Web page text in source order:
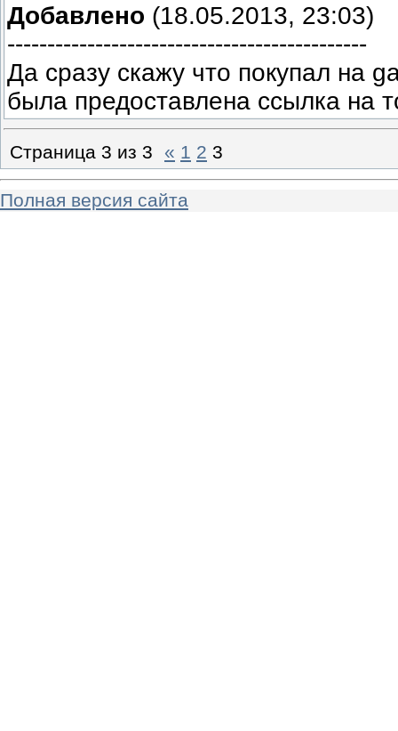
Добавлено (18.05.2013, 23:03)
---------------------------------------------
Да сразу скажу что покупал на
была предоставлена ссылка на
Страница 3 из 3 « 1 2 3
Полная версия сайта